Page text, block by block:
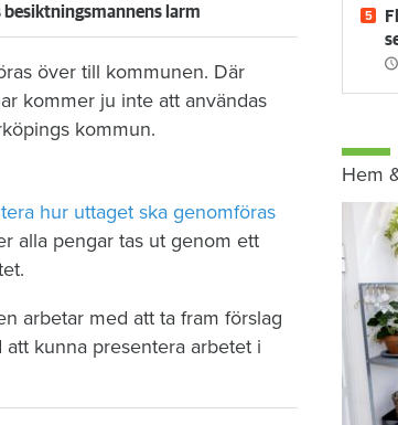
larm
över till kommunen. Där
kommer ju inte att användas
kommun.
hur uttaget ska genomföras
alla pengar tas ut genom ett
arbetar med att ta fram förslag
kunna presentera arbetet i
Hem